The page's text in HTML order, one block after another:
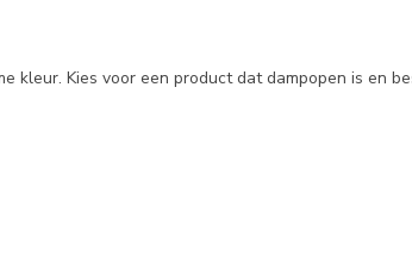
Kies voor een product dat dampopen is en